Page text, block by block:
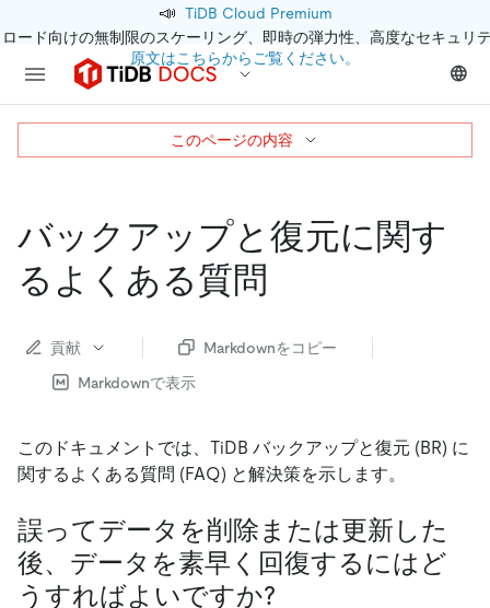
📣 TiDB Cloud Premium
ード向けの無制限のスケーリング、即時の弾力性、高度なセキュリ
原文はこちらからご覧ください。
バックアップと復元に関す
るよくある質問
貢献
Markdownをコピー
Markdownで表示
このドキュメントでは、TiDB バックアップと復元 (BR) に
関するよくある質問 (FAQ) と解決策を示します。
誤ってデータを削除または更新した
後、データを素早く回復するにはど
うすればよいですか?
このページの内容